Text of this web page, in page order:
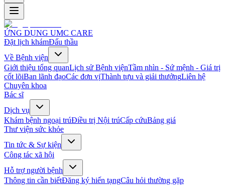
ỨNG DỤNG UMC CARE
Đặt lịch khámĐấu thầu
Về Bệnh viện
Giới thiệu tổng quanLịch sử Bệnh việnTầm nhìn - Sứ mệnh - Giá trị
cốt lõiBan lãnh đạoCác đơn vịThành tựu và giải thưởngLiên hệ
Chuyên khoa
Bác sĩ
Dịch vụ
Khám bệnh ngoại trúĐiều trị Nội trúCấp cứuBảng giá
Thư viện sức khỏe
Tin tức & Sự kiện
Công tác xã hội
Hỗ trợ người bệnh
Thông tin cần biếtĐăng ký hiến tạngCâu hỏi thường gặp